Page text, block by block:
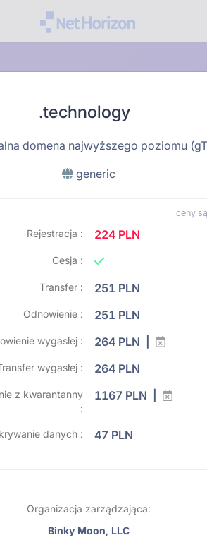
.technology
domena najwyższego poziomu
generic
ceny
Rejestracja : 224 PLN
Cesja :
Transfer : 251 PLN
Odnowienie : 251 PLN
wygasłej : 264 PLN |
wygasłej : 264 PLN
z kwarantanny
:
1167 PLN |
danych : 47 PLN
Organizacja zarządzająca:
Binky Moon, LLC